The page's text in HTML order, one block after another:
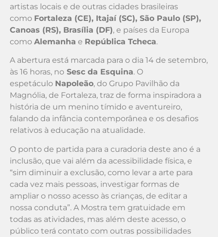
artistas locais e de outras cidades brasileiras
como Fortaleza (CE), Itajaí (SC), São Paulo (SP),
Canoas (RS), Brasília (DF), e países da Europa
como Alemanha e República Tcheca.
A abertura está marcada para o dia 14 de setembro,
às 16 horas, no Sesc da Esquina. O
espetáculo Napoleão, do Grupo Pavilhão da
Magnólia, de Fortaleza, traz de forma inspiradora a
história de um menino tímido e aventureiro,
falando da infância contemporânea e os desafios
relativos à educação na atualidade.
O ponto de partida para a curadoria deste ano é a
inclusão, que vai além da acessibilidade física, e
“sim diminuir a exclusão, como levar a arte para
cada vez mais pessoas, investigar formas de
ampliar o nosso acesso às crianças, de editar a
nossa conduta”. A Mostra tem gratuidade em
todas as atividades, mas além deste acesso, o
público terá contato com outras possibilidades